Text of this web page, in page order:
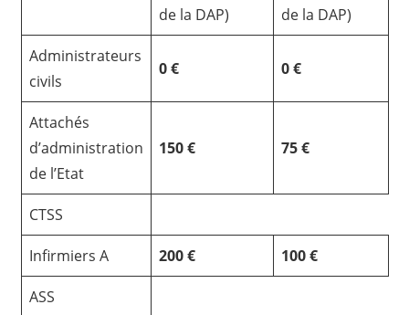
de la DAP)
de la DAP)
Administrateurs
civils
0 € 0 €
Attachés
d’administration
de l’Etat
150 € 75 €
CTSS
Infirmiers A 200 € 100 €
ASS